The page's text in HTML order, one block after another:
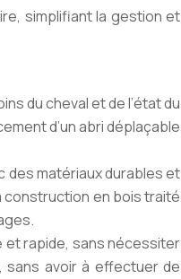
simplifiant la gestion et
du cheval et de l’état du
d’un abri déplaçable
matériaux durables et
construction en bois traité
et rapide, sans nécessiter
sans avoir à effectuer de